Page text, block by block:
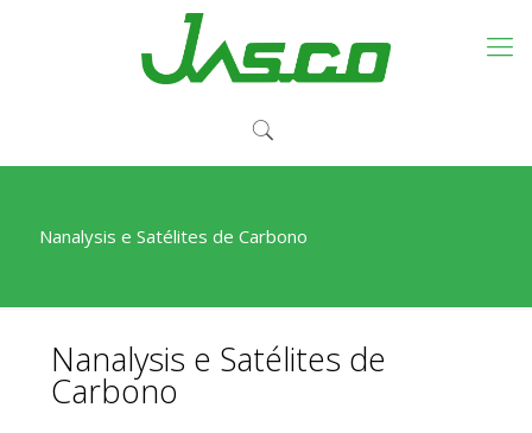
Nanalysis e Satélites de Carbono
Nanalysis e Satélites de
Carbono